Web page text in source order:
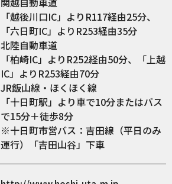
「越後川口IC」よりR117経由25分、
「六日町IC」よりR253経由35分
北陸自動車道
「柏崎IC」よりR252経由50分、「上越
IC」よりR253経由70分
JR飯山線・ほくほく線
「十日町駅」より車で10分またはバス
で15分＋徒歩8分
※十日町市営バス：吉田線（平日のみ
運行）「吉田山谷」下車